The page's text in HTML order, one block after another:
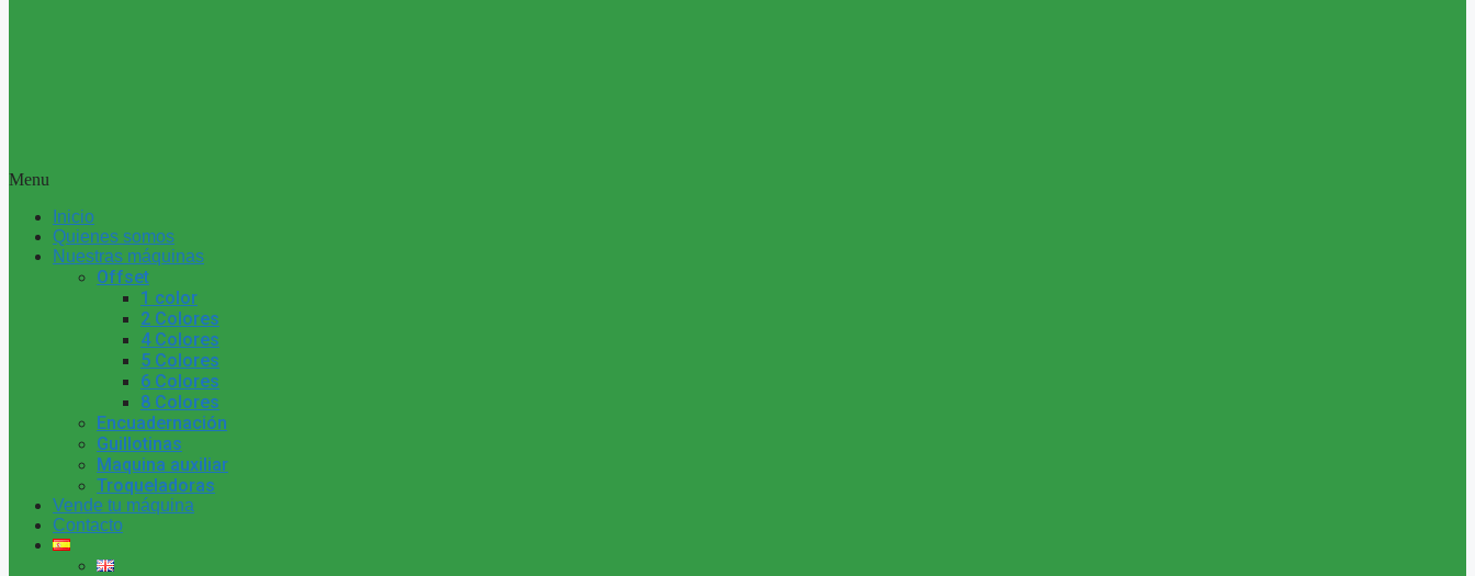
Menu
Inicio
Quienes somos
Nuestras máquinas
Offset
1 color
2 Colores
4 Colores
5 Colores
6 Colores
8 Colores
Encuadernación
Guillotinas
Maquina auxiliar
Troqueladoras
Vende tu máquina
Contacto